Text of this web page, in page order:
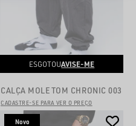
ESGOTOUAVISE-ME
CALÇA MOLETOM CHRONIC 003
CADASTRE-SE PARA VER O PREÇO
Novo